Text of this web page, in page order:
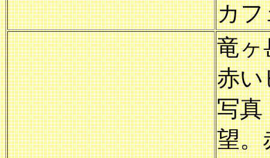
カフ
竜
赤い
写真
望。